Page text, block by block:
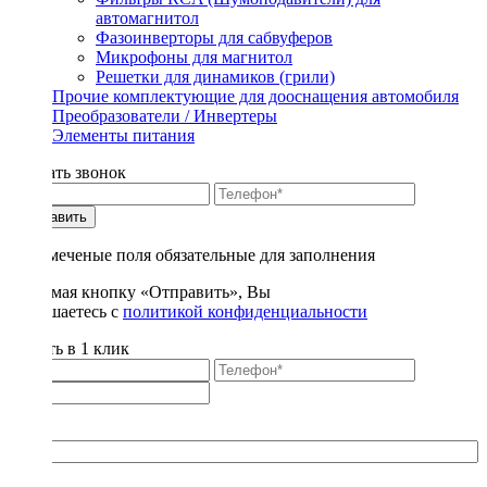
автомагнитол
Фазоинверторы для сабвуферов
Микрофоны для магнитол
Решетки для динамиков (грили)
Прочие комплектующие для дооснащения автомобиля
Преобразователи / Инвертеры
Элементы питания
Заказать звонок
Отправить
* - отмеченые поля обязательные для заполнения
Нажимая кнопку «Отправить», Вы
соглашаетесь с политикой конфиденциальности
Купить в 1 клик